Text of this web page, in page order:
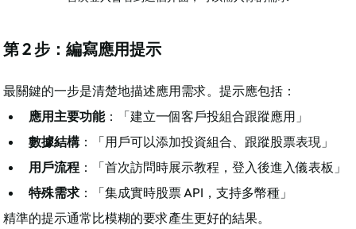
第 2 步：編寫應用提示
最關鍵的一步是清楚地描述應用需求。提示應包括：​
應用主要功能：「建立一個客戶投組合跟蹤應用」
數據結構：「用戶可以添加投資組合、跟蹤股票表現」
用戶流程 ：「首次訪問時展示教程，登入後進入儀表板」
特殊需求：「集成實時股票 API，支持多幣種」
精準的提示通常比模糊的要求產生更好的結果。​